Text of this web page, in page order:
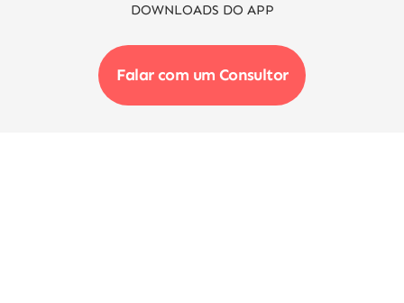
DOWNLOADS DO APP
Falar com um Consultor